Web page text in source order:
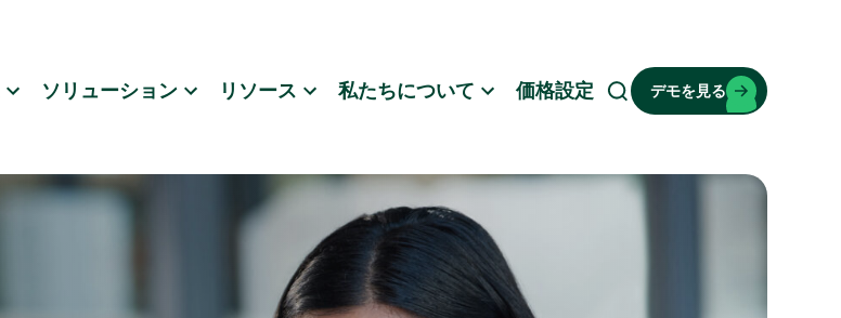
ソリューション リソース 私たちについて 価格設定
検
デモを見る